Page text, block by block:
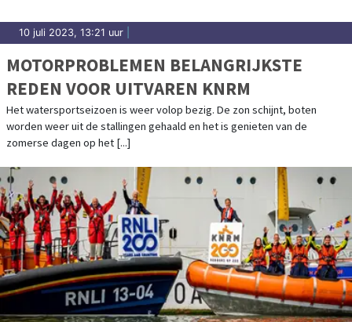
10 juli 2023, 13:21 uur
MOTORPROBLEMEN BELANGRIJKSTE
REDEN VOOR UITVAREN KNRM
Het watersportseizoen is weer volop bezig. De zon schijnt, boten
worden weer uit de stallingen gehaald en het is genieten van de
zomerse dagen op het [...]